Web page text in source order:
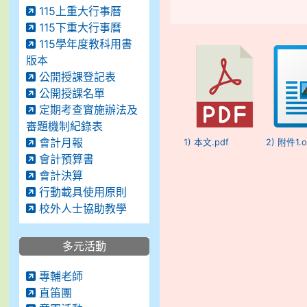
1) 本文.pdf 2) 附件
115上重大行事曆
115下重大行事曆
115學年度教科用書
版本
公開授課登記表
公開授課名單
定期考查實施辦法及
審題機制紀錄表
會計月報
會計預算書
會計決算
行動載具使用原則
校外人士協助教學
多元活動
專輔老師
直笛團